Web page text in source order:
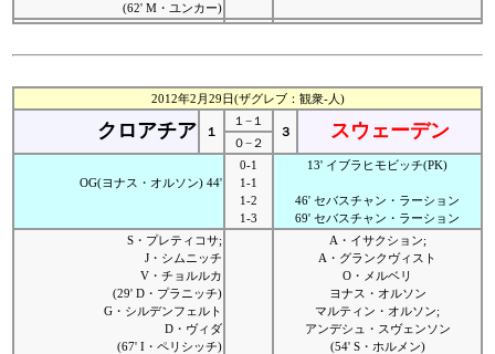
(62' M・ユンカー)
2012年2月29日(ザグレブ：観衆-人)
クロアチア １
１−１
３
スウェーデン
０−２
OG(ヨナス・オルソン) 44'
0-1
1-1
1-2
1-3
13' イブラヒモビッチ(PK)
46' セバスチャン・ラーション
69' セバスチャン・ラーション
S・プレティコサ;
J・シムニッチ
V・チョルルカ
(29' D・プラニッチ)
G・シルデンフェルト
D・ヴィダ
(67' I・ペリシッチ)
A・イサクション;
A・グランクヴィスト
O・メルベリ
ヨナス・オルソン
マルティン・オルソン;
アンデシュ・スヴェンソン
(54' S・ホルメン)